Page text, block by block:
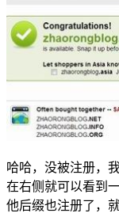
哈哈，没被注册，
在右侧就可以看到
他后缀也注册了，